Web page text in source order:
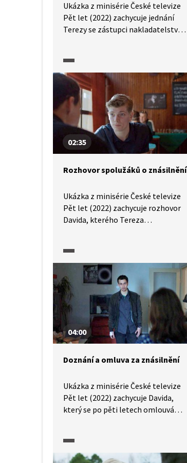
Ukázka z minisérie České televize
Pět let (2022) zachycuje jednání
Terezy se zástupci nakladatelství
ze znásilnění. Tereza čelí
morálnímu dilematu: má se řídit
strategií nakladatelství a veřejně
vystoupit jako oběť sexuálního
násilí, aby podpořila úspěch knihy?
Nebo má odmítnout medializaci
svého příběhu a riskovat, že její
svědectví nebude bráno vážně
02:35
Rozhovor spolužáků o znásilnění
Ukázka z minisérie České televize
Pět let (2022) zachycuje rozhovor
Davida, kterého Tereza
spolužáka. Davidův kamarád byl
svědkem událostí předcházejících
činu a jednoznačně se staví na jeho
stranu. A to i přesto, že u činu
samotného samozřejmě nebyl.
04:00
Doznání a omluva za znásilnění
Ukázka z minisérie České televize
Pět let (2022) zachycuje Davida,
který se po pěti letech omlouvá
omluvu přijímá, avšak její trauma
tím není automaticky vyřešeno.